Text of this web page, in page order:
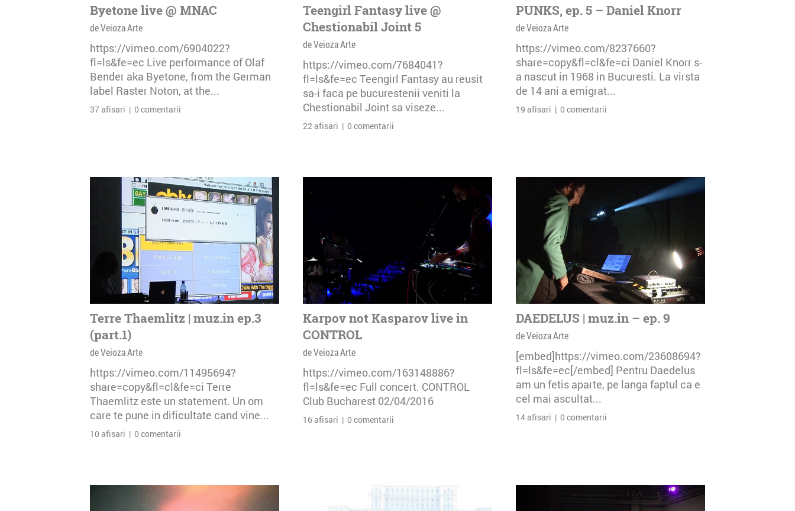
Byetone live @ MNAC
de Veioza Arte
https://vimeo.com/6904022?
fl=ls&fe=ec Live performance of Olaf
Bender aka Byetone, from the German
label Raster Noton, at the...
37 afisari | 0 comentarii
Teengirl Fantasy live @
Chestionabil Joint 5
de Veioza Arte
https://vimeo.com/7684041?
fl=ls&fe=ec Teengirl Fantasy au reusit
sa-i faca pe bucurestenii veniti la
Chestionabil Joint sa viseze...
22 afisari | 0 comentarii
PUNKS, ep. 5 – Daniel Knorr
de Veioza Arte
https://vimeo.com/8237660?
share=copy&fl=cl&fe=ci Daniel Knorr s-
a nascut in 1968 in Bucuresti. La virsta
de 14 ani a emigrat...
19 afisari | 0 comentarii
Terre Thaemlitz | muz.in ep.3
(part.1)
de Veioza Arte
https://vimeo.com/11495694?
share=copy&fl=cl&fe=ci Terre
Thaemlitz este un statement. Un om
care te pune in dificultate cand vine...
10 afisari | 0 comentarii
Karpov not Kasparov live in
CONTROL
de Veioza Arte
https://vimeo.com/163148886?
fl=ls&fe=ec Full concert. CONTROL
Club Bucharest 02/04/2016
16 afisari | 0 comentarii
DAEDELUS | muz.in – ep. 9
de Veioza Arte
[embed]https://vimeo.com/23608694?
fl=ls&fe=ec[/embed] Pentru Daedelus
am un fetis aparte, pe langa faptul ca e
cel mai ascultat...
14 afisari | 0 comentarii